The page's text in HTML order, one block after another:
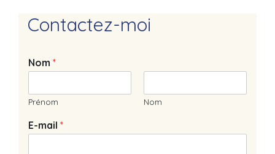
Contactez-moi
Nom *
Prénom Nom
E-mail *